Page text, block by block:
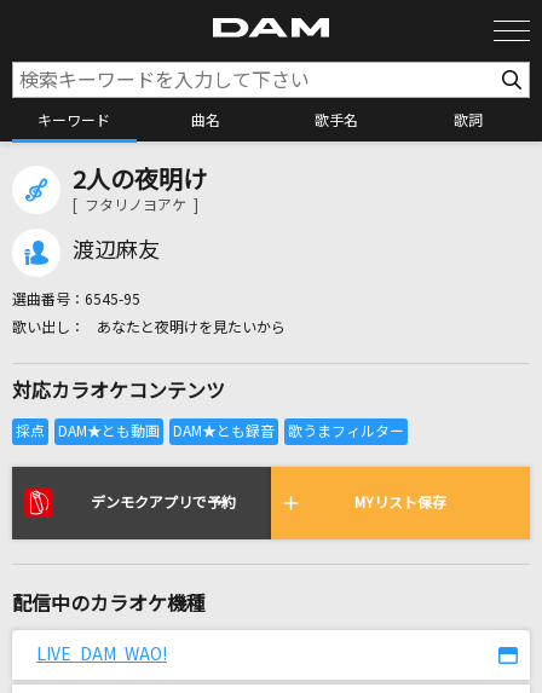
キーワード 曲名 歌手名 歌詞
全国りれき
リアルタイムで歌われている曲の一覧
[生音]幸せ
2人の夜明け
[ フタリノヨアケ ]
渡辺麻友
選曲番号： 6545-95
あなたと夜明けを見たいから
対応カラオケコンテンツ
デンモクアプリで予約 MYリスト保存
配信中のカラオケ機種
LIVE DAM WAO!